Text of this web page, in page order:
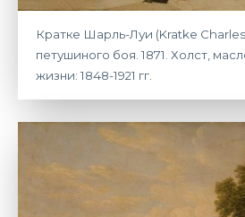
Кратке Шарль-Луи (Kratke
петушиного боя. 1871. Холст,
жизни: 1848-1921 гг.